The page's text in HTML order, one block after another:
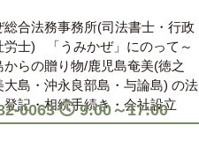
0063 9:00～17:00
総合法務事務所(司法書士・行政
労士)
「うみかぜ」にのって～
からの贈り物/鹿児島奄美(徳之
大島・沖永良部島・与論島) の法
登記・相続手続き・会社設立